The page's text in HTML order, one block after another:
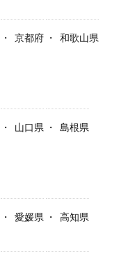
京都府 和歌山県
山口県 島根県
愛媛県
高知県